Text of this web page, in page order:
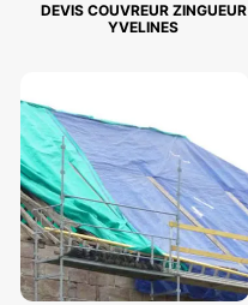
DEVIS COUVREUR ZINGUEUR
YVELINES